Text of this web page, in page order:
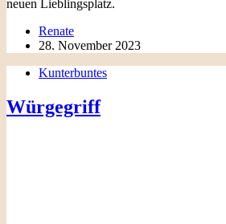
neuen Lieblingsplatz.
Renate
28. November 2023
Kunterbuntes
Würgegriff